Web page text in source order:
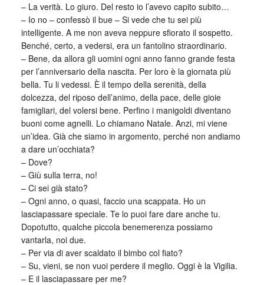
– La verità. Lo giuro. Del resto io l’avevo capito subito…
– Io no – confessò il bue – Si vede che tu sei più
intelligente. A me non aveva neppure sfiorato il sospetto.
Benché, certo, a vedersi, era un fantolino straordinario.
– Bene, da allora gli uomini ogni anno fanno grande festa
per l’anniversario della nascita. Per loro è la giornata più
bella. Tu li vedessi. È il tempo della serenità, della
dolcezza, del riposo dell’animo, della pace, delle gioie
famigliari, del volersi bene. Perfino i manigoldi diventano
buoni come agnelli. Lo chiamano Natale. Anzi, mi viene
un’idea. Già che siamo in argomento, perché non andiamo
a dare un’occhiata?
– Dove?
– Giù sulla terra, no!
– Ci sei già stato?
– Ogni anno, o quasi, faccio una scappata. Ho un
lasciapassare speciale. Te lo puoi fare dare anche tu.
Dopotutto, qualche piccola benemerenza possiamo
vantarla, noi due.
– Per via di aver scaldato il bimbo col fiato?
– Su, vieni, se non vuoi perdere il meglio. Oggi è la Vigilia.
– E il lasciapassare per me?